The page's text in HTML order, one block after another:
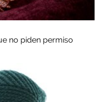
no piden permiso